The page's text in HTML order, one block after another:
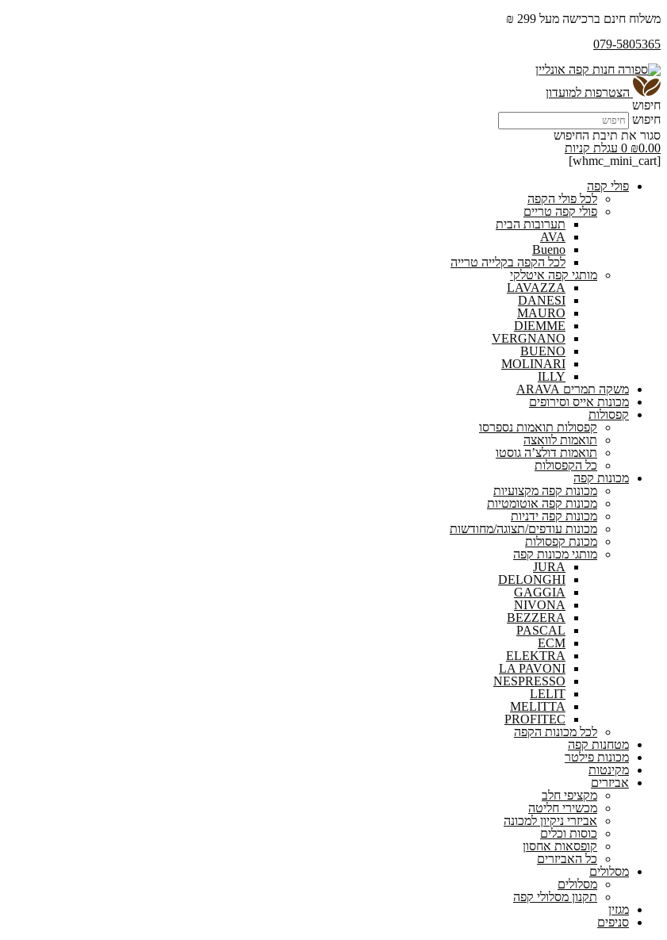
משלוח חינם ברכישה מעל 299 ₪
079-5805365
הצטרפות למועדון
חיפוש
חיפוש
סגור את תיבת החיפוש
₪0.00
0 עגלת קניות
[whmc_mini_cart]
פולי קפה
לכל פולי הקפה
פולי קפה טריים
תערובות הבית
AVA
Bueno
לכל הקפה בקלייה טרייה
מותגי קפה איטלקי
LAVAZZA
DANESI
MAURO
DIEMME
VERGNANO
BUENO
MOLINARI
ILLY
משקה תמרים ARAVA
מכונות אייס וסירופים
קפסולות
קפסולות תואמות נספרסו
תואמות לוואצה
תואמות דולצ’ה גוסטו
כל הקפסולות
מכונות קפה
מכונות קפה מקצועיות
מכונות קפה אוטומטיות
מכונות קפה ידניות
מכונות עודפים/תצוגה/מחודשות
מכונת קפסולות
מותגי מכונות קפה
JURA
DELONGHI
GAGGIA
NIVONA
BEZZERA
PASCAL
ECM
ELEKTRA
LA PAVONI
NESPRESSO
LELIT
MELITTA
PROFITEC
לכל מכונות הקפה
מטחנות קפה
מכונות פילטר
מקינטות
אביזרים
מקציפי חלב
מכשירי חליטה
אביזרי ניקיון למכונה
כוסות וכלים
קופסאות אחסון
כל האביזרים
מסלולים
מסלולים
תקנון מסלולי קפה
מגזין
סניפים